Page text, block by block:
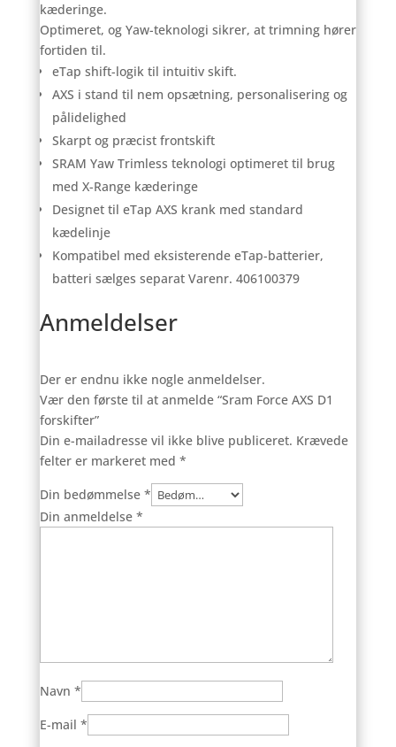
kæderinge.
Optimeret, og Yaw-teknologi sikrer, at trimning hører
fortiden til.
eTap shift-logik til intuitiv skift.
AXS i stand til nem opsætning, personalisering og
pålidelighed
Skarpt og præcist frontskift
SRAM Yaw Trimless teknologi optimeret til brug
med X-Range kæderinge
Designet til eTap AXS krank med standard
kædelinje
Kompatibel med eksisterende eTap-batterier,
batteri sælges separat Varenr. 406100379
Anmeldelser
Der er endnu ikke nogle anmeldelser.
Vær den første til at anmelde “Sram Force AXS D1
forskifter”
Din e-mailadresse vil ikke blive publiceret. Krævede
felter er markeret med *
Din bedømmelse *
Din anmeldelse *
Navn *
E-mail *